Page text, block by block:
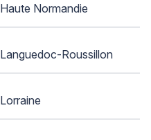
Haute Normandie
Languedoc-Roussillon
Lorraine